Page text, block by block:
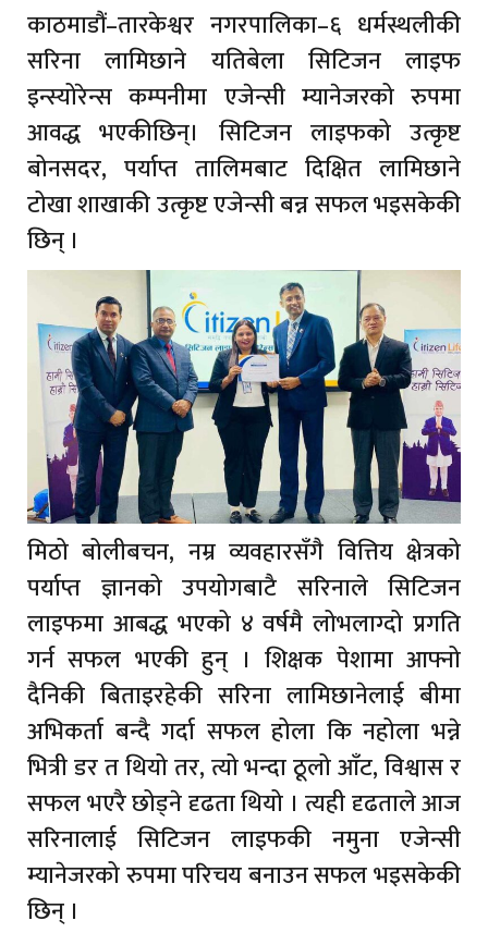
काठमाडौं–तारकेश्वर नगरपालिका–६ धर्मस्थलीकी
सरिना लामिछाने यतिबेला सिटिजन लाइफ
इन्स्योरेन्स कम्पनीमा एजेन्सी म्यानेजरको रुपमा
आवद्ध भएकीछिन्। सिटिजन लाइफको उत्कृष्ट
बोनसदर, पर्याप्त तालिमबाट दिक्षित लामिछाने
टोखा शाखाकी उत्कृष्ट एजेन्सी बन्न सफल भइसकेकी
छिन् ।
मिठो बोलीबचन, नम्र व्यवहारसँगै वित्तिय क्षेत्रको
पर्याप्त ज्ञानको उपयोगबाटै सरिनाले सिटिजन
लाइफमा आबद्ध भएको ४ वर्षमै लोभलाग्दो प्रगति
गर्न सफल भएकी हुन् । शिक्षक पेशामा आफ्नो
दैनिकी बिताइरहेकी सरिना लामिछानेलाई बीमा
अभिकर्ता बन्दै गर्दा सफल होला कि नहोला भन्ने
भित्री डर त थियो तर, त्यो भन्दा ठूलो आँट, विश्वास र
सफल भएरै छोड्ने दृढता थियो । त्यही दृढताले आज
सरिनालाई सिटिजन लाइफकी नमुना एजेन्सी
म्यानेजरको रुपमा परिचय बनाउन सफल भइसकेकी
छिन् ।